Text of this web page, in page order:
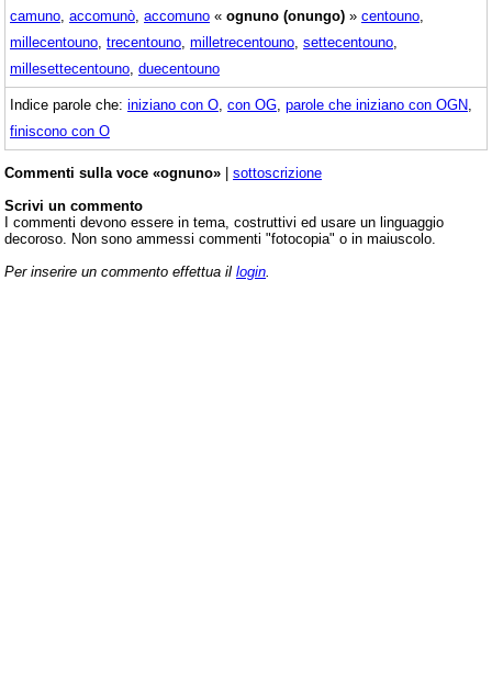
camuno accomunò accomuno « ognuno (onungo) » centouno
millecentouno trecentouno milletrecentouno settecentouno
millesettecentouno duecentouno
Indice parole che: iniziano con O con OG parole che iniziano con OGN
finiscono con O
Commenti sulla voce «ognuno» | sottoscrizione
Scrivi un commento
I commenti devono essere in tema, costruttivi ed usare un linguaggio
decoroso. Non sono ammessi commenti "fotocopia" o in maiuscolo.
Per inserire un commento effettua il login